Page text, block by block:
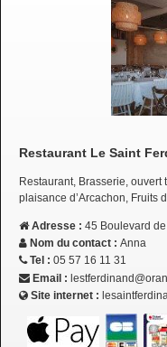
Restaurant Le Saint
Restaurant, Brasserie,
plaisance d’Arcachon, Fruits
Adresse : 45 Boulevard
Nom du contact : Anna
Tel : 05 57 16 11 31
Email :
Site internet :